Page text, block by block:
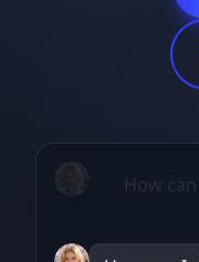
How can I
Where